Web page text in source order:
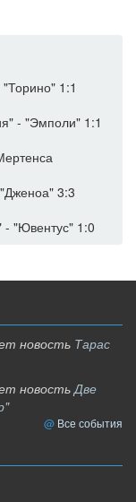
1:1
- "Эмполи" 1:1
3:3
- "Ювентус" 1:0
новость Тарас
новостьДве
Все события